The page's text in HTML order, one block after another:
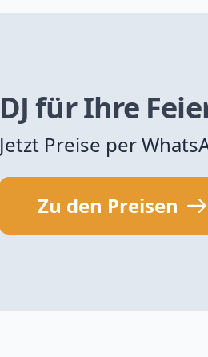
DJ für Ihre
Jetzt Preise per
Zu den Preisen